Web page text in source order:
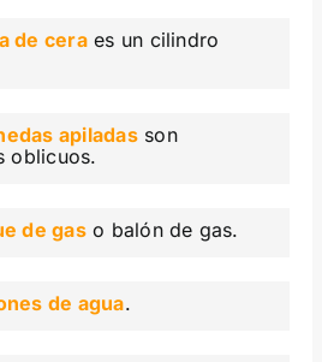
de ceraes un cilindro
apiladasson
oblicuos.
de gaso balón de gas.
de agua.